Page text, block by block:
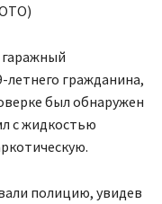
летнего гражданина,
был обнаружен
с жидкостью
полицию, увидев